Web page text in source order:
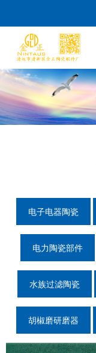
电子电器陶瓷
电力陶瓷部件
水族过滤陶瓷
胡椒磨研磨器